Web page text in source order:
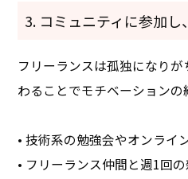
3. コミュニティに参加し
フリーランスは孤独になり
わることでモチベーションの
• 技術系の勉強会やオンライ
• フリーランス仲間と週1回の